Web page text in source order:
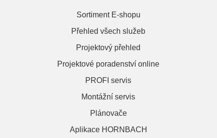
Sortiment E-shopu
Přehled všech služeb
Projektový přehled
Projektové poradenství online
PROFI servis
Montážní servis
Plánovače
Aplikace HORNBACH